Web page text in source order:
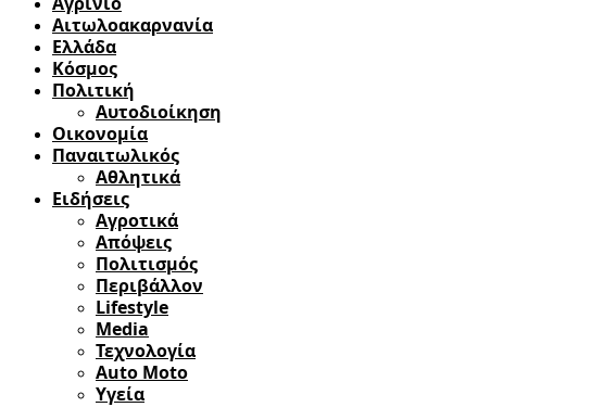
Αιτωλοακαρνανία
Ελλάδα
Κόσμος
Πολιτική
Αυτοδιοίκηση
Οικονομία
Παναιτωλικός
Αθλητικά
Ειδήσεις
Αγροτικά
Απόψεις
Πολιτισμός
Περιβάλλον
Lifestyle
Media
Τεχνολογία
Auto Moto
Υγεία